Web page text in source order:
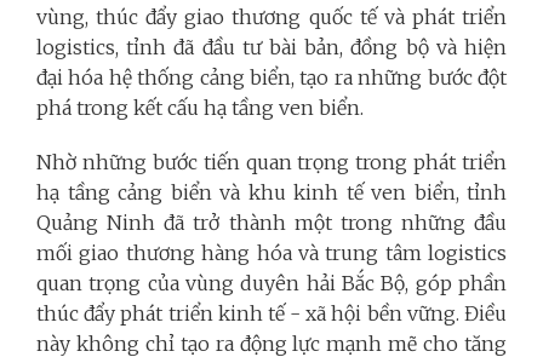
vùng, thúc đẩy giao thương quốc tế và phát triển
logistics, tỉnh đã đầu tư bài bản, đồng bộ và hiện
đại hóa hệ thống cảng biển, tạo ra những bước đột
phá trong kết cấu hạ tầng ven biển.
Nhờ những bước tiến quan trọng trong phát triển
hạ tầng cảng biển và khu kinh tế ven biển, tỉnh
Quảng Ninh đã trở thành một trong những đầu
mối giao thương hàng hóa và trung tâm logistics
quan trọng của vùng duyên hải Bắc Bộ, góp phần
thúc đẩy phát triển kinh tế - xã hội bền vững. Điều
này không chỉ tạo ra động lực mạnh mẽ cho tăng